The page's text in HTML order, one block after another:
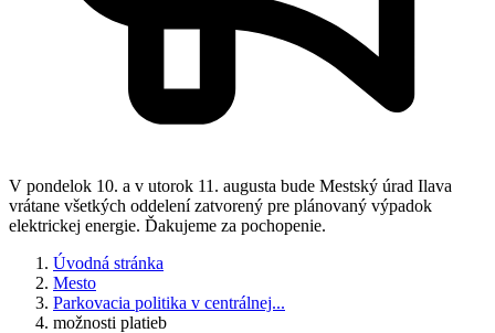
V pondelok 10. a v utorok 11. augusta bude Mestský úrad Ilava
vrátane všetkých oddelení zatvorený pre plánovaný výpadok
elektrickej energie. Ďakujeme za pochopenie.
Úvodná stránka
Mesto
Parkovacia politika v centrálnej...
možnosti platieb